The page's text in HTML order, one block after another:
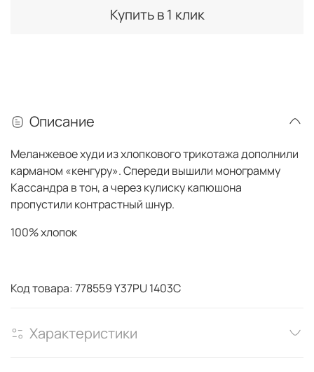
Купить в 1 клик
Описание
Меланжевое худи из хлопкового трикотажа дополнили
карманом «кенгуру». Спереди вышили монограмму
Кассандра в тон, а через кулиску капюшона
пропустили контрастный шнур.
100% хлопок
Код товара: 778559 Y37PU 1403С
Характеристики